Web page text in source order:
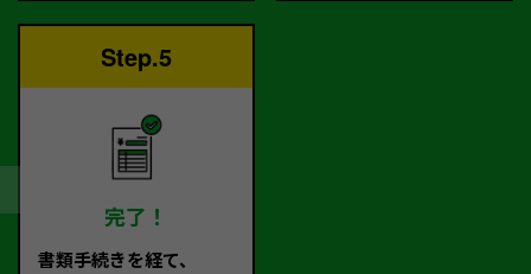
Step.5
完了！
書類手続きを経て、